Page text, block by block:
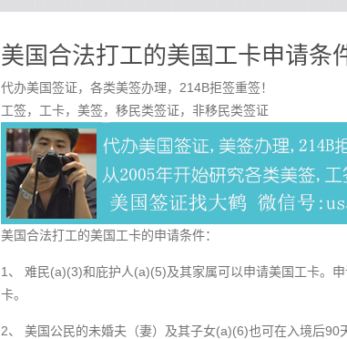
美国合法打工的美国工卡申请条
代办美国签证，各类美签办理，214B拒签重签！
工签，工卡，美签，移民类签证，非移民类签证
美国合法打工的美国工卡的申请条件：
1、 难民(a)(3)和庇护人(a)(5)及其家属可以申请美国工卡。
卡。
2、 美国公民的未婚夫（妻）及其子女(a)(6)也可在入境后